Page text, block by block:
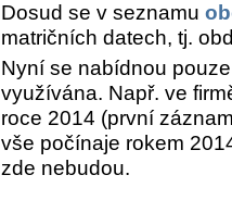
Dosud se v seznamu
matričních datech, tj.
Nyní se nabídnou
využívána. Např. ve
roce 2014 (první
vše počínaje rokem
zde nebudou.